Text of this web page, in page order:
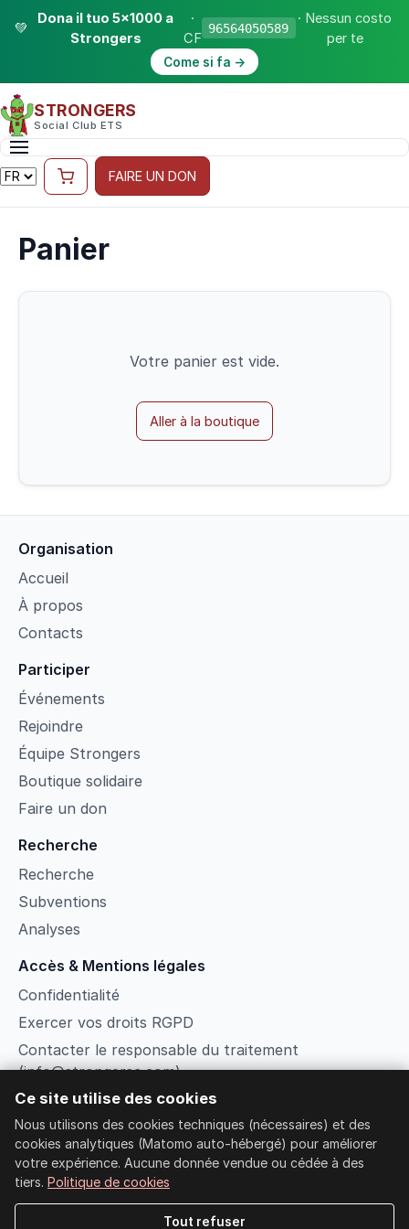
💚
Dona il tuo 5×1000 a
Strongers
·
CF
96564050589
· Nessun costo
per te
Come si fa →
STRONGERS
Social Club ETS
FAIRE UN DON
Panier
Votre panier est vide.
Aller à la boutique
Organisation
Accueil
À propos
Contacts
Participer
Événements
Rejoindre
Équipe Strongers
Boutique solidaire
Faire un don
Recherche
Recherche
Subventions
Analyses
Accès & Mentions légales
Confidentialité
Exercer vos droits RGPD
Contacter le responsable du traitement
(info@strongersc.com)
Conditions
Gérer les cookies
Recherche
Connexion membre
Ce site utilise des cookies
Nous utilisons des cookies techniques (nécessaires) et des
cookies analytiques (Matomo auto-hébergé) pour améliorer
votre expérience. Aucune donnée vendue ou cédée à des
tiers. Politique de cookies
Tout refuser